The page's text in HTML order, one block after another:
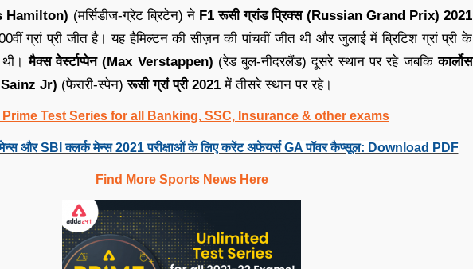
Hamilton) (मर्सिडीज-ग्रेट ब्रिटेन) नेF1 रूसी ग्रांड प्रिक्स (Russian Grand Prix) 2021
ग्रां प्री जीत है। यह हैमिल्टन की सीज़न की पांचवीं जीत थी और जुलाई में ब्रिटिश ग्रां प्री के
थी।मैक्स वेर्स्टाप्पेन (Max Verstappen) (रेड बुल-नीदरलैंड) दूसरे स्थान पर रहे जबकिकार्लोस
Jr) (फेरारी-स्पेन)रूसी ग्रां प्री 2021 में तीसरे स्थान पर रहे।
Prime Test Series for all Banking, SSC, Insurance & other exams
और SBI क्लर्क मेन्स 2021 परीक्षाओं के लिए करेंट अफेयर्स GA पॉवर कैप्सूल: Download PDF
Find More Sports News Here